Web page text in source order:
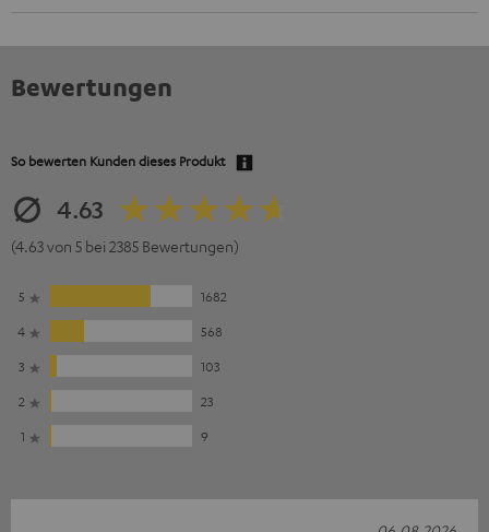
Bewertungen
So bewerten Kunden dieses Produkt
4.63
(4.63 von 5 bei 2385 Bewertungen)
5
1682
4
568
3
103
2
23
1
9